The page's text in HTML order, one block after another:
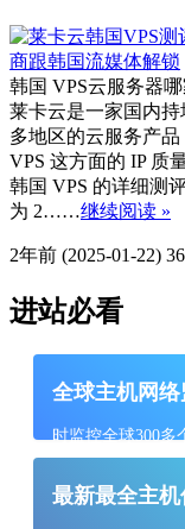
韩国 VPS云服务器
莱卡云是一家国内
多地区的云服务产品
VPS 这方面的 IP 质
韩国 VPS 的详细
为 2……继续阅读 »
2年前 (2025-01-22)
进站必看
全球主机网络
时监控全球300多
最新最全主机